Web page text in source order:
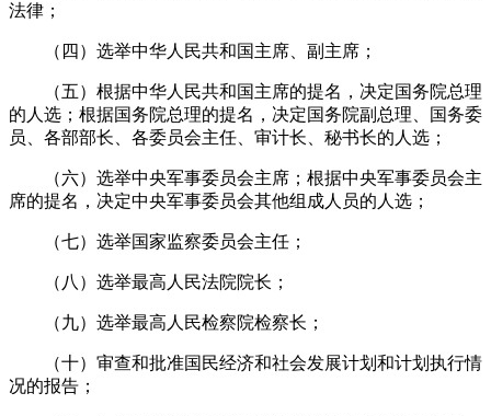
法律；
（四）选举中华人民共和国主席、副主席；
（五）根据中华人民共和国主席的提名，决定国务院总理
的人选；根据国务院总理的提名，决定国务院副总理、国务委
员、各部部长、各委员会主任、审计长、秘书长的人选；
（六）选举中央军事委员会主席；根据中央军事委员会主
席的提名，决定中央军事委员会其他组成人员的人选；
（七）选举国家监察委员会主任；
（八）选举最高人民法院院长；
（九）选举最高人民检察院检察长；
（十）审查和批准国民经济和社会发展计划和计划执行情
况的报告；